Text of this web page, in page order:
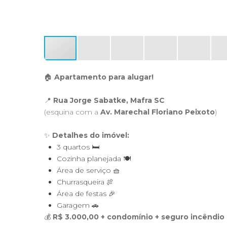
🏠 Apartamento para alugar!
📍 Rua Jorge Sabatke, Mafra SC
(esquina com a Av. Marechal Floriano Peixoto)
✨ Detalhes do imóvel:
3 quartos 🛏️
Cozinha planejada 🍽️
Área de serviço 🧺
Churrasqueira 🍖
Área de festas 🎉
Garagem 🚗
💰 R$ 3.000,00 + condomínio + seguro incêndio